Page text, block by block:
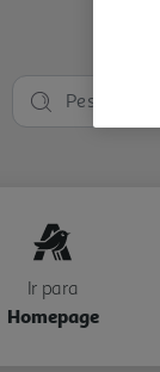
Ir para
Homepage